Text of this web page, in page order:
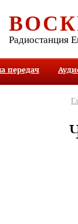
Радиостанция
передач